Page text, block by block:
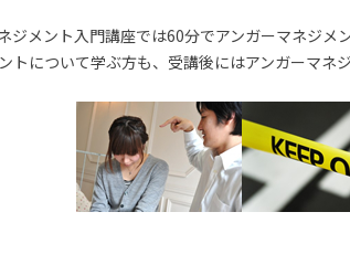
ジメント入門講座では60分でアンガーマネジ
トについて学ぶ方も、受講後にはアンガーマネ